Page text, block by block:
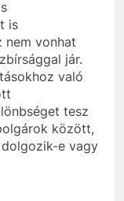
is
nem vonhat
jár.
való
tesz
között,
e vagy